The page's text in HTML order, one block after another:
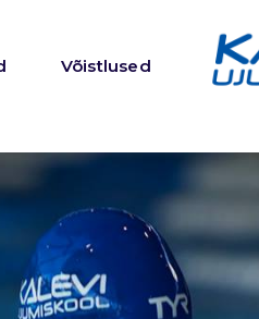
Võistlused